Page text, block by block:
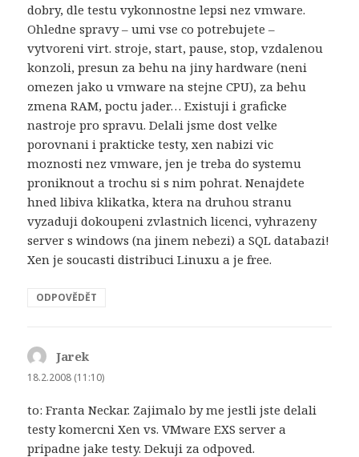
dobry, dle testu vykonnostne lepsi nez vmware.
Ohledne spravy – umi vse co potrebujete –
vytvoreni virt. stroje, start, pause, stop, vzdalenou
konzoli, presun za behu na jiny hardware (neni
omezen jako u vmware na stejne CPU), za behu
zmena RAM, poctu jader… Existuji i graficke
nastroje pro spravu. Delali jsme dost velke
porovnani i prakticke testy, xen nabizi vic
moznosti nez vmware, jen je treba do systemu
proniknout a trochu si s nim pohrat. Nenajdete
hned libiva klikatka, ktera na druhou stranu
vyzaduji dokoupeni zvlastnich licenci, vyhrazeny
server s windows (na jinem nebezi) a SQL databazi!
Xen je soucasti distribuci Linuxu a je free.
ODPOVĚDĚT
Jarek
18.2.2008 (11:10)
to: Franta Neckar. Zajimalo by me jestli jste delali
testy komercni Xen vs. VMware EXS server a
pripadne jake testy. Dekuji za odpoved.